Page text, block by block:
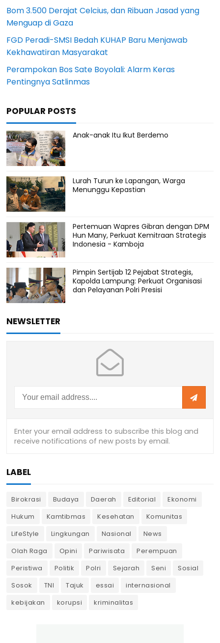
Bom 3.500 Derajat Celcius, dan Ribuan Jasad yang
Menguap di Gaza
FGD Peradi-SMSI Bedah KUHAP Baru Menjawab
Kekhawatiran Masyarakat
Perampokan Bos Sate Boyolali: Alarm Keras
Pentingnya Satlinmas
POPULAR POSTS
Anak-anak Itu Ikut Berdemo
Lurah Turun ke Lapangan, Warga
Menunggu Kepastian
Pertemuan Wapres Gibran dengan DPM
Hun Many, Perkuat Kemitraan Strategis
Indonesia - Kamboja
Pimpin Sertijab 12 Pejabat Strategis,
Kapolda Lampung: Perkuat Organisasi
dan Pelayanan Polri Presisi
NEWSLETTER
LABEL
Birokrasi Budaya Daerah Editorial
Ekonomi
Hukum
Kamtibmas Kesehatan
Komunitas
LifeStyle
Lingkungan Nasional
News
Olah Raga
Opini Pariwisata
Perempuan
Peristiwa
Politik Polri Sejarah Seni
Sosial
Sosok
TNI Tajuk essai
internasional
kebijakan
korupsi kriminalitas